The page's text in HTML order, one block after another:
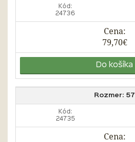
Kód:
24736
Cena:
79,70€
Do košíka
Rozmer: 57
Kód:
24735
Cena: